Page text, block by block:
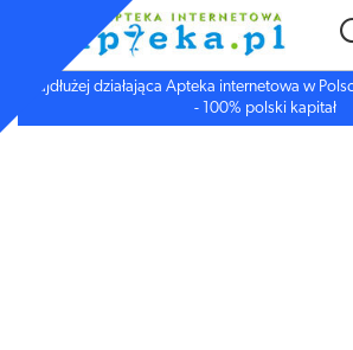
Najdłużej działająca Apteka internetowa w
- 100% polski kapitał